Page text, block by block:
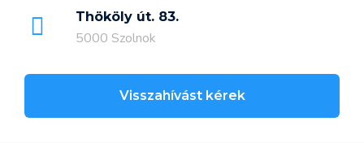
Thököly út. 83.
5000 Szolnok
Visszahívást kérek